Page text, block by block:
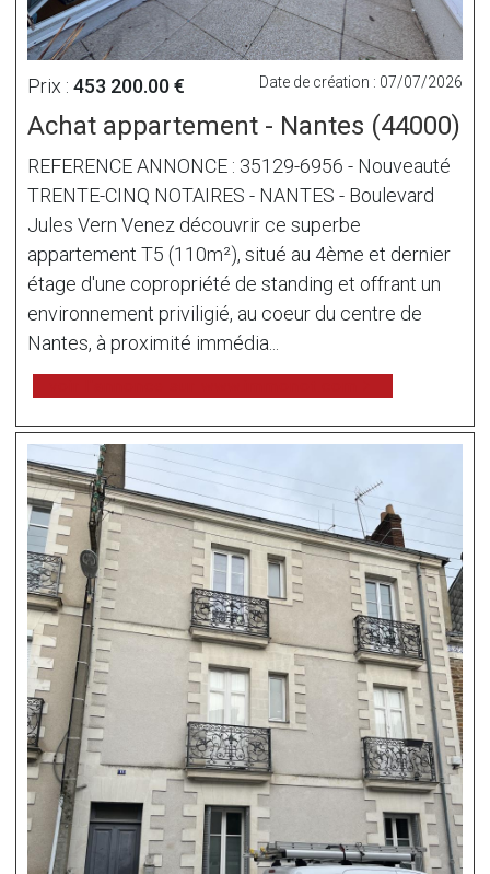
Prix : 453 200.00 € Date de création : 07/07/2026
Achat appartement - Nantes (44000)
REFERENCE ANNONCE : 35129-6956 - Nouveauté
TRENTE-CINQ NOTAIRES - NANTES - Boulevard
Jules Vern Venez découvrir ce superbe
appartement T5 (110m²), situé au 4ème et dernier
étage d'une copropriété de standing et offrant un
environnement priviligié, au coeur du centre de
Nantes, à proximité immédia...